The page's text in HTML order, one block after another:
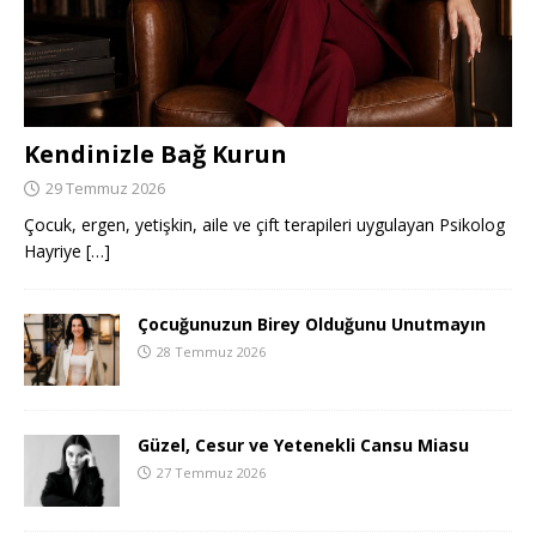
Kendinizle Bağ Kurun
29 Temmuz 2026
Çocuk, ergen, yetişkin, aile ve çift terapileri uygulayan Psikolog
Hayriye […]
Çocuğunuzun Birey Olduğunu Unutmayın
28 Temmuz 2026
Güzel, Cesur ve Yetenekli Cansu Miasu
27 Temmuz 2026